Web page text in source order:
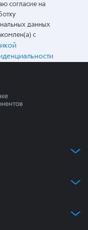
согласие на
данных
с